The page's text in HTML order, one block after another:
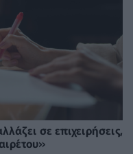
σε επιχειρήσεις,